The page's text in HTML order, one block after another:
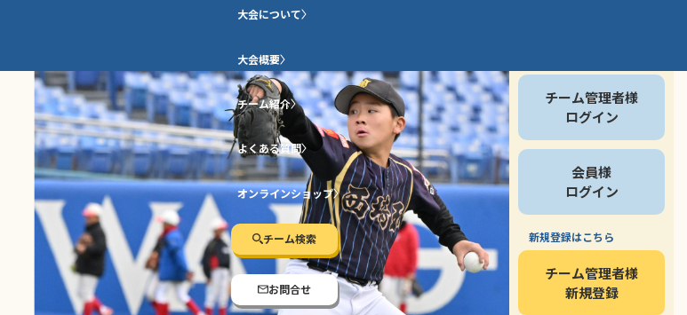
大会について
大会概要
チーム紹介
よくある質問
オンラインショップ
チーム検索
お問合せ
チーム管理者様
ログイン
会員様
ログイン
新規登録はこちら
チーム管理者様
新規登録